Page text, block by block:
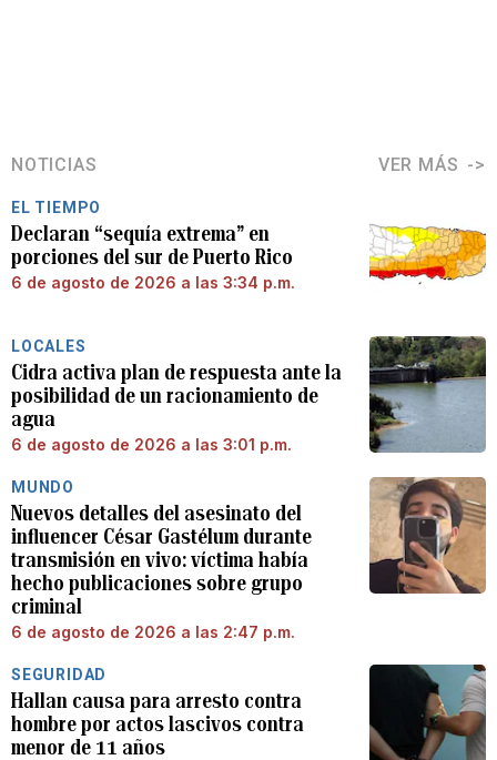
NOTICIAS VER MÁS
EL TIEMPO
Declaran “sequía extrema” en
porciones del sur de Puerto Rico
6 de agosto de 2026 a las 3:34 p.m.
LOCALES
Cidra activa plan de respuesta ante la
posibilidad de un racionamiento de
agua
6 de agosto de 2026 a las 3:01 p.m.
MUNDO
Nuevos detalles del asesinato del
influencer César Gastélum durante
transmisión en vivo: víctima había
hecho publicaciones sobre grupo
criminal
6 de agosto de 2026 a las 2:47 p.m.
SEGURIDAD
Hallan causa para arresto contra
hombre por actos lascivos contra
menor de 11 años